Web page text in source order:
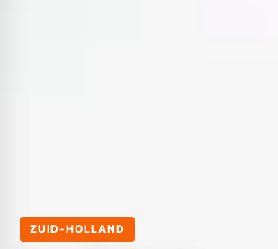
ZUID-HOLLAND